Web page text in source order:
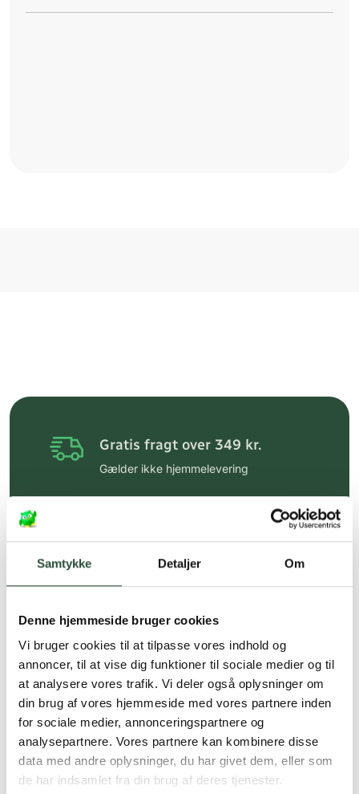
Samtykke Detaljer Om
Denne hjemmeside bruger cookies
Vi bruger cookies til at tilpasse vores indhold og
annoncer, til at vise dig funktioner til sociale medier og til
at analysere vores trafik. Vi deler også oplysninger om
din brug af vores hjemmeside med vores partnere inden
for sociale medier, annonceringspartnere og
analysepartnere. Vores partnere kan kombinere disse
data med andre oplysninger, du har givet dem, eller som
de har indsamlet fra din brug af deres tjenester.
Gratis fragt over 349 kr.
Gælder ikke hjemmelevering
Hurtig levering (30 min. i Kbh)
Faste lave priser*
*Gælder ikke ernæringsprodukter.
Stort udvalg af kendte
produkter
Vi tilbyder et stort udvalg af kendte
cremer, vitaminer og andre spændende
produkter – altid til fast lav pris.